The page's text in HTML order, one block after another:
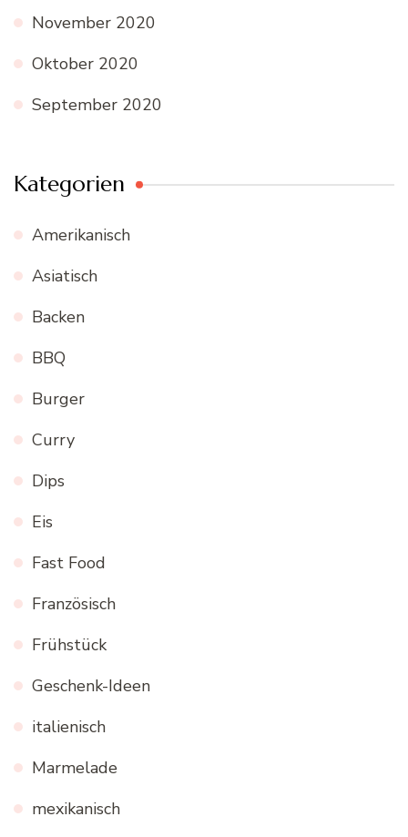
November 2020
Oktober 2020
September 2020
Kategorien
Amerikanisch
Asiatisch
Backen
BBQ
Burger
Curry
Dips
Eis
Fast Food
Französisch
Frühstück
Geschenk-Ideen
italienisch
Marmelade
mexikanisch